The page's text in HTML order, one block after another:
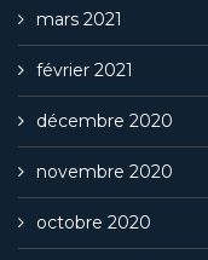
mars 2021
février 2021
décembre 2020
novembre 2020
octobre 2020